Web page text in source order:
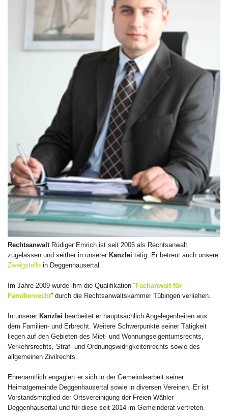
Rechtsanwalt Rüdiger Emrich ist seit 2005 als Rechtsanwalt
zugelassen und seither in unserer Kanzlei tätig. Er betreut auch unsere
Zweigstelle in Deggenhausertal.
Im Jahre 2009 wurde ihm die Qualifikation “Fachanwalt für
Familienrecht” durch die Rechtsanwaltskammer Tübingen verliehen.
In unserer Kanzlei bearbeitet er hauptsächlich Angelegenheiten aus
dem Familien- und Erbrecht. Weitere Schwerpunkte seiner Tätigkeit
liegen auf den Gebieten des Miet- und Wohnungseigentumsrechts,
Verkehrsrechts, Straf- und Ordnungswidrigkeitenrechts sowie des
allgemeinen Zivilrechts.
Ehrenamtlich engagiert er sich in der Gemeindearbeit seiner
Heimatgemeinde Deggenhausertal sowie in diversen Vereinen. Er ist
Vorstandsmitglied der Ortsvereinigung der Freien Wähler
Deggenhausertal und für diese seit 2014 im Gemeinderat vertreten.